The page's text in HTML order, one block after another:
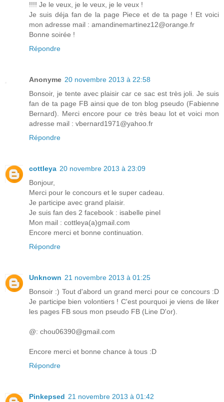
!!!! Je le veux, je le veux, je le veux !
Je suis déja fan de la page Piece et de ta page ! Et voici
mon adresse mail : amandinemartinez12@orange.fr
Bonne soirée !
Répondre
Anonyme 20 novembre 2013 à 22:58
Bonsoir, je tente avec plaisir car ce sac est très joli. Je suis
fan de ta page FB ainsi que de ton blog pseudo (Fabienne
Bernard). Merci encore pour ce très beau lot et voici mon
adresse mail : vbernard1971@yahoo.fr
Répondre
cottleya 20 novembre 2013 à 23:09
Bonjour,
Merci pour le concours et le super cadeau.
Je participe avec grand plaisir.
Je suis fan des 2 facebook : isabelle pinel
Mon mail : cottleya(a)gmail.com
Encore merci et bonne continuation.
Répondre
Unknown 21 novembre 2013 à 01:25
Bonsoir :) Tout d'abord un grand merci pour ce concours :D
Je participe bien volontiers ! C'est pourquoi je viens de liker
les pages FB sous mon pseudo FB (Line D'or).
@: chou06390@gmail.com
Encore merci et bonne chance à tous :D
Répondre
Pinkepsed 21 novembre 2013 à 01:42